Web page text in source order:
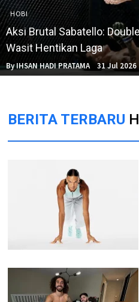
HOBI
Aksi Brutal Sabatello:
Wasit Hentikan Laga
By IHSAN HADI PRATAMA 31 Jul 2026
BERITA TERBARU